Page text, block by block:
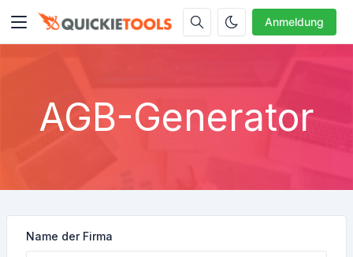
Anmeldung
AGB-Generator
Name der Firma